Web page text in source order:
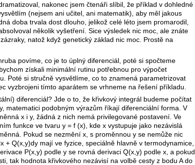
nakonec jsem čtenáři slíbil, že příklad v dohledné
(nejsem ani učitel, ani matematik), aby měl jakous
doba trvala dost dlouho, jelikož celé léto jsem promarodil,
několik vyšetření. Sice výsledek nic moc, ale znáte
natož když genetický základ nic moc. Prostě na
povíme, co je to úplný diferenciál, poté si spočteme
získali minimální rutinu potřebnou pro výpočet
Poté si stručně vysvětlíme, co to znamená parametrizovat
vyzbrojeni tímto aparátem se vrhneme na řešení příkladu.
diferenciál? Jde o to, že křivkový integrál budeme počítat
matematici podobným výrazům říkají diferenciální forma. V
x i y, žádná z nich nemá privilegované postavení. Ve
funkce ve tvaru y = f (x), kde x vystupuje jako nezávislá
Pokud se nezmění x, s proměnnou y se nemůže nic
+ Q(x,y)dy mají ve fyzice, speciálně hlavně v termodynamice,
P(x,y) podle y se rovná derivaci Q(x,y) podle x, a pokud
tak hodnota křivkového nezávisí na volbě cesty z bodu A do